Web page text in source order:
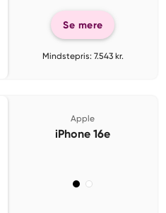
Se mere
Mindstepris: 7.543 kr.
Apple
iPhone 16e